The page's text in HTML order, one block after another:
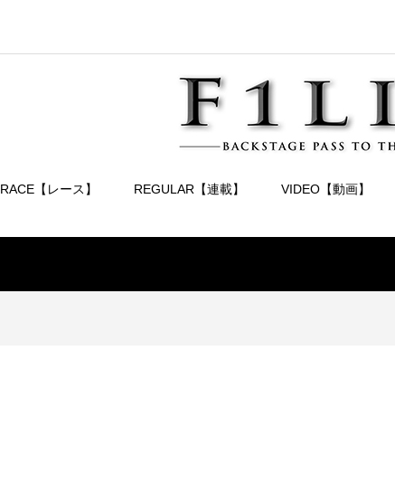
RACE【レース】 REGULAR【連載】 VIDEO【動画】